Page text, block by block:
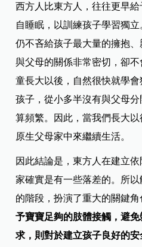
西方人比東方人，往往更早
自睡眠，以訓練孩子學習獨
仍不吝給孩子最大量的擁抱
與父母的關係非常密切，卻
童長大以後，自然很快就學
孩子，從小多半沒有與父母
算頻繁。因此，當我們長大
原生父母家中來繼續生活。
因此結論是，東方人在建立
家確實是有一些落差的。所
的階段，扮演了重大的關鍵
予寶寶足夠的肢體接觸，避
求，則對於建立孩子良好的